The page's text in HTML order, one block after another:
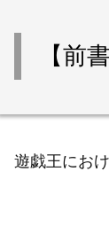
【前
遊戯王にお